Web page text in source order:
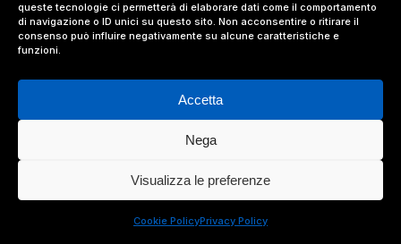
queste tecnologie ci permetterà di elaborare dati come il comportamento
di navigazione o ID unici su questo sito. Non acconsentire o ritirare il
consenso può influire negativamente su alcune caratteristiche e
funzioni.
Accetta
Nega
Visualizza le preferenze
Cookie PolicyPrivacy Policy
© 2024 Value Relations Srl, All Rights Reserved.
instagram